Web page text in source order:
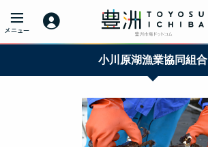
小川原湖漁業協同組合